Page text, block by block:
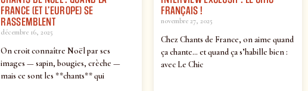
FRANCE (ET L’EUROPE) SE
RASSEMBLENT
décembre 16, 2025
On croit connaître Noël par ses
images — sapin, bougies, crèche —
mais ce sont les **chants** qui
FRANÇAIS !
novembre 27, 2025
Chez Chants de France, on aime quand
ça chante… et quand ça s’habille bien :
avec Le Chic